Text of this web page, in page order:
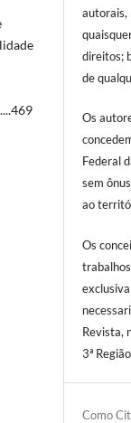
autorais,
direitos;
de
Os
Federal
sem
ao
Os
Revista,
3ª
Como